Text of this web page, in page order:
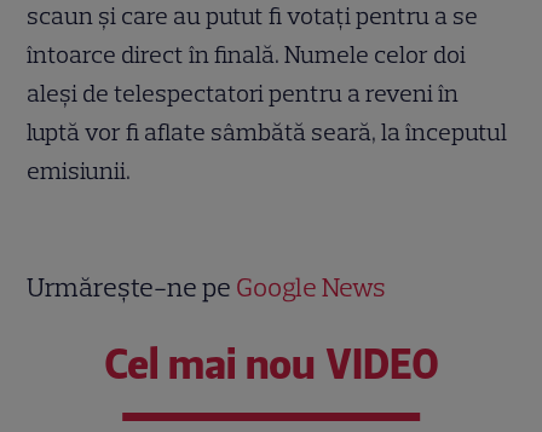
scaun și care au putut fi votați pentru a se
întoarce direct în finală. Numele celor doi
aleși de telespectatori pentru a reveni în
luptă vor fi aflate sâmbătă seară, la începutul
emisiunii.
Urmărește-ne pe Google News
Cel mai nou VIDEO